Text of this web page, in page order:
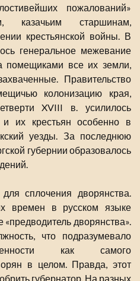
пожалований»
казачьим старшинам,
крестьянской войны. В
генеральное межевание
помещиками все их земли,
Правительство
колонизацию края,
XVIII в. усилилось
их крестьян особенно в
уезды. За последнюю
губернии образовалось
сплочения дворянства.
времен в русском языке
«предводитель дворянства».
что подразумевало
как самого
в целом. Правда, этот
губернатор. На разных